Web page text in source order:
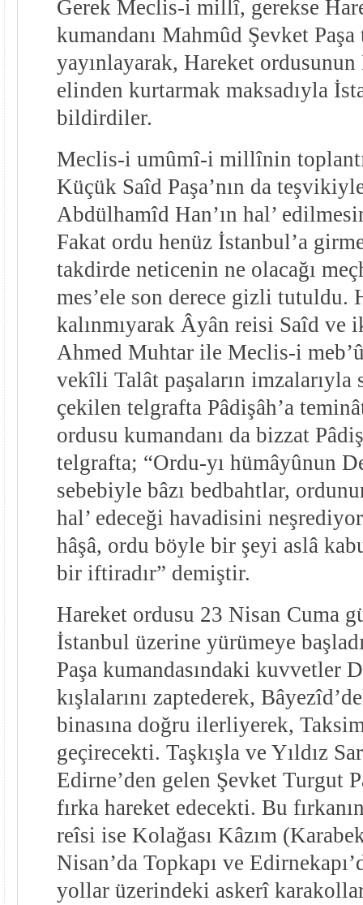
Gerek Meclis-i millî, gerekse
kumandanı Mahmûd Şevket
yayınlayarak, Hareket ordusunun
elinden kurtarmak maksadıyla
bildirdiler.
Meclis-i umûmî-i millînin
Küçük Saîd Paşa’nın da
Abdülhamîd Han’ın hal’
Fakat ordu henüz İstanbul’a
takdirde neticenin ne olacağı
mes’ele son derece gizli tutuldu.
kalınmıyarak Âyân reisi Saîd ve
Ahmed Muhtar ile Meclis-i
vekîli Talât paşaların imzalarıyla
çekilen telgrafta Pâdişâh’a
ordusu kumandanı da bizzat
telgrafta; “Ordu-yı hümâyûnun
sebebiyle bâzı bedbahtlar,
hal’ edeceği havadisini
hâşâ, ordu böyle bir şeyi aslâ
bir iftiradır” demiştir.
Hareket ordusu 23 Nisan Cuma
İstanbul üzerine yürümeye
Paşa kumandasındaki kuvvetler
kışlalarını zaptederek,
binasına doğru ilerliyerek, Taksim
geçirecekti. Taşkışla ve Yıldız
Edirne’den gelen Şevket Turgut
fırka hareket edecekti. Bu
reîsi ise Kolağası Kâzım
Nisan’da Topkapı ve
yollar üzerindeki askerî